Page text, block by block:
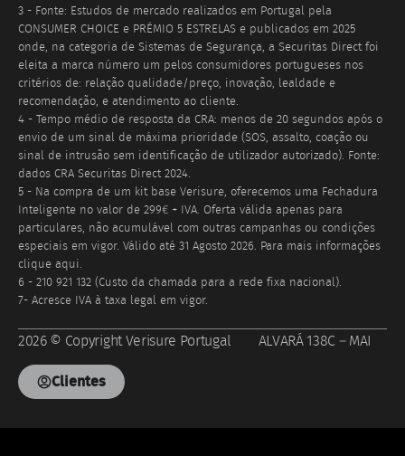
3 - Fonte: Estudos de mercado realizados em Portugal pela
CONSUMER CHOICE e PRÉMIO 5 ESTRELAS e publicados em 2025
onde, na categoria de Sistemas de Segurança, a Securitas Direct foi
eleita a marca número um pelos consumidores portugueses nos
critérios de: relação qualidade/preço, inovação, lealdade e
recomendação, e atendimento ao cliente.
4 - Tempo médio de resposta da CRA: menos de 20 segundos após o
envio de um sinal de máxima prioridade (SOS, assalto, coação ou
sinal de intrusão sem identificação de utilizador autorizado). Fonte:
dados CRA Securitas Direct 2024.
5 - Na compra de um kit base Verisure, oferecemos uma Fechadura
Inteligente no valor de 299€ + IVA. Oferta válida apenas para
particulares, não acumulável com outras campanhas ou condições
especiais em vigor. Válido até 31 Agosto 2026. Para mais informações
clique aqui.
6 - 210 921 132 (Custo da chamada para a rede fixa nacional).
7- Acresce IVA à taxa legal em vigor.
2026 © Copyright Verisure Portugal ALVARÁ 138C – MAI
Clientes